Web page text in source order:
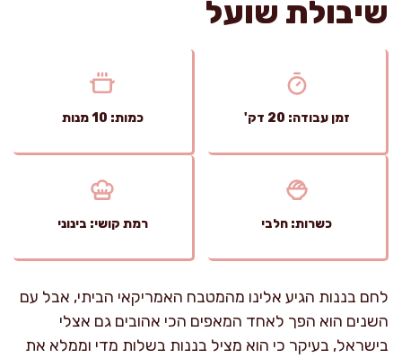
שיבולת שועל
זמן עבודה: 20 דק' כמות: 10 מנות
כשרות: חלבי רמת קושי: בינוני
לחם בננות הגיע אלינו מהמטבח האמריקאי הביתי, אבל עם
השנים הוא הפך לאחד המאפים הכי אהובים גם אצלי
בישראל, בעיקר כי הוא מציל בננות בשלות מדי וממלא את